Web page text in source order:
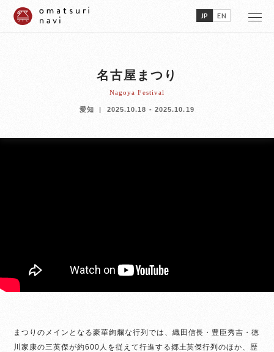
JP EN
名古屋まつり
Nagoya Festival
愛知 2025.10.18 - 2025.10.19
まつりのメインとなる豪華絢爛な行列では、織田信長・豊臣秀吉・徳
川家康の三英傑が約600人を従えて行進する郷土英傑行列のほか、歴